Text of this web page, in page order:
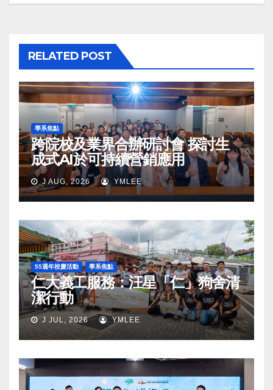
RELATED POST
學系焦點
跨院校及業界合辦研討會 探討生
成式AI於可持續營銷應用
J AUG, 2026 YMLEE
55週年校慶活動 學系焦點
仁大義工服務：汪星「仁」狗舍清
潔行動
J JUL, 2026 YMLEE